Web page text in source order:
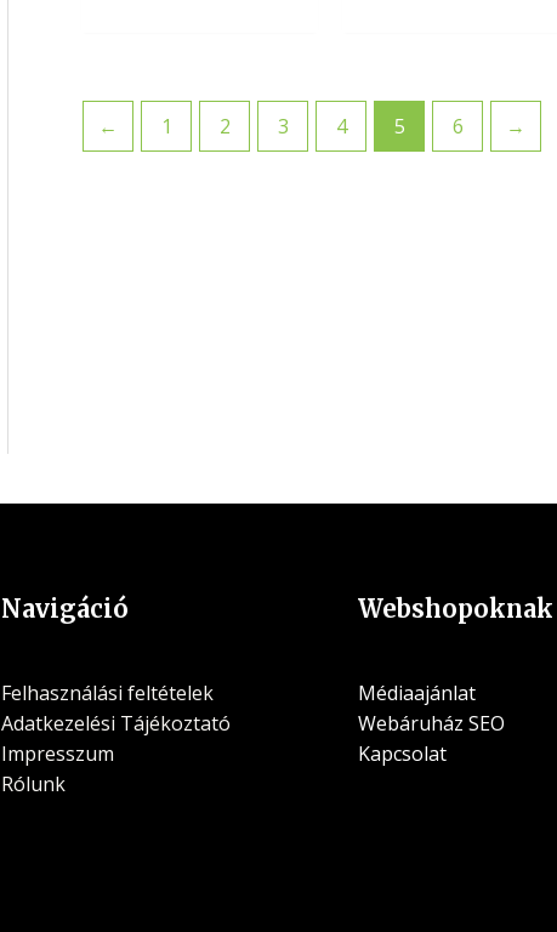
← 1 2 3 4 5 6 →
Navigáció
Felhasználási feltételek
Adatkezelési Tájékoztató
Impresszum
Rólunk
Webshopoknak
Médiaajánlat
Webáruház SEO
Kapcsolat